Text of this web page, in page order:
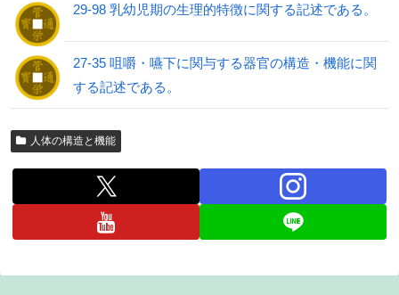
29-98 乳幼児期の生理的特徴に関する記述である。
27-35 咀嚼・嚥下に関与する器官の構造・機能に関
する記述である。
人体の構造と機能